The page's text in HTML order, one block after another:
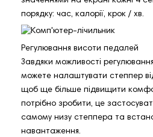
порядку: час, калорії, крок / хв.
Регулювання висоти педалей
Завдяки можливості
можете налаштувати степпер
щоб ще більше підвищити
потрібно зробити, це
самому низу степпера та
навантаження.